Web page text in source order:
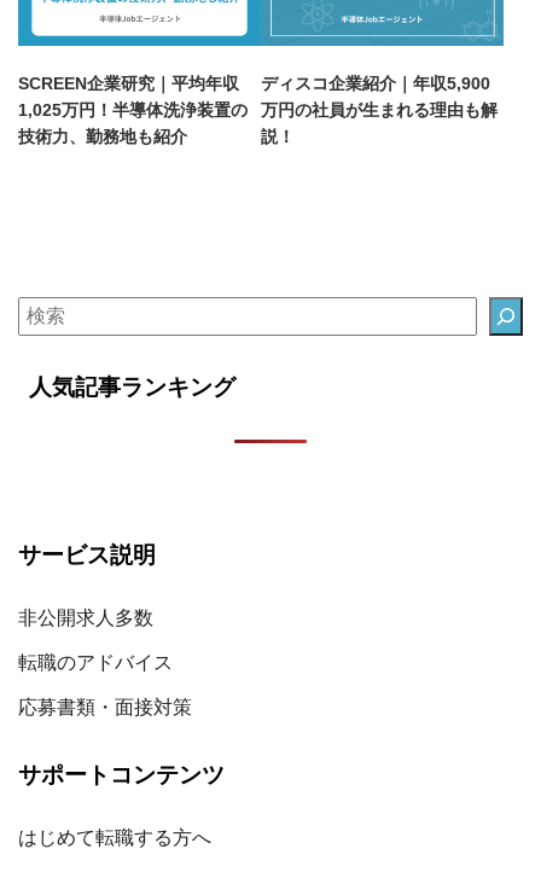
SCREEN企業研究｜平均年収
1,025万円！半導体洗浄装置の
技術力、勤務地も紹介
ディスコ企業紹介｜年収5,900
万円の社員が生まれる理由も解
説！
人気記事ランキング
サービス説明
非公開求人多数
転職のアドバイス
応募書類・面接対策
サポートコンテンツ
はじめて転職する方へ